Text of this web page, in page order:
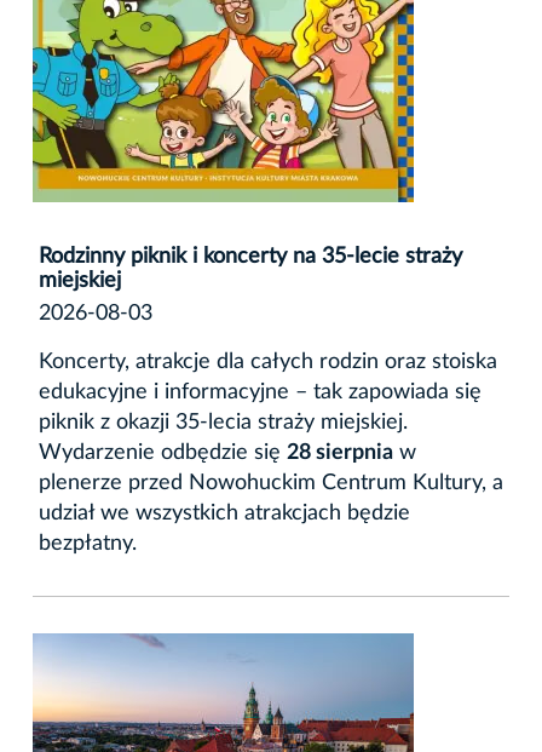
Rodzinny piknik i koncerty na 35-lecie straży
miejskiej
2026-08-03
Koncerty, atrakcje dla całych rodzin oraz stoiska
edukacyjne i informacyjne – tak zapowiada się
piknik z okazji 35-lecia straży miejskiej.
Wydarzenie odbędzie się 28 sierpnia w
plenerze przed Nowohuckim Centrum Kultury, a
udział we wszystkich atrakcjach będzie
bezpłatny.